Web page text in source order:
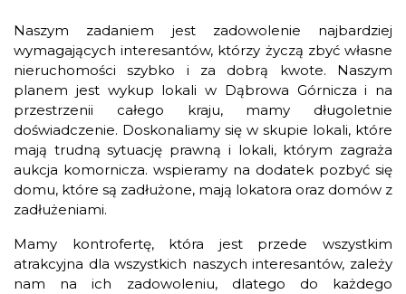
Naszym zadaniem jest zadowolenie najbardziej
wymagających interesantów, którzy życzą zbyć własne
nieruchomości szybko i za dobrą kwote. Naszym
planem jest wykup lokali w Dąbrowa Górnicza i na
przestrzenii całego kraju, mamy długoletnie
doświadczenie. Doskonaliamy się w skupie lokali, które
mają trudną sytuację prawną i lokali, którym zagraża
aukcja komornicza. wspieramy na dodatek pozbyć się
domu, które są zadłużone, mają lokatora oraz domów z
zadłużeniami.
Mamy kontrofertę, która jest przede wszystkim
atrakcyjna dla wszystkich naszych interesantów, zależy
nam na ich zadowoleniu, dlatego do każdego